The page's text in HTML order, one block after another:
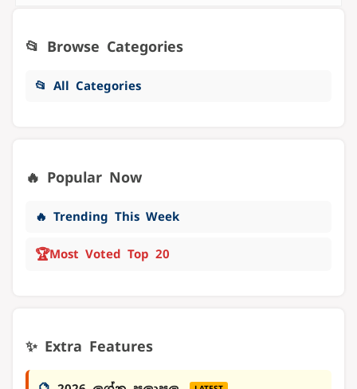
📂 Browse Categories
📂 All Categories
🔥 Popular Now
🔥 Trending This Week
🏆Most Voted Top 20
✨ Extra Features